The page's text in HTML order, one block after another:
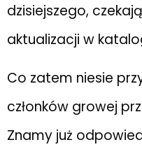
dzisiejszego,
aktualizacji w
Co zatem niesie
członków growej
Znamy już